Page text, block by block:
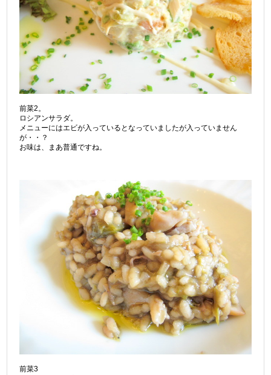
前菜2。
ロシアンサラダ。
メニューにはエビが入っているとなっていましたが入っていません
が・・？
お味は、まあ普通ですね。
前菜3